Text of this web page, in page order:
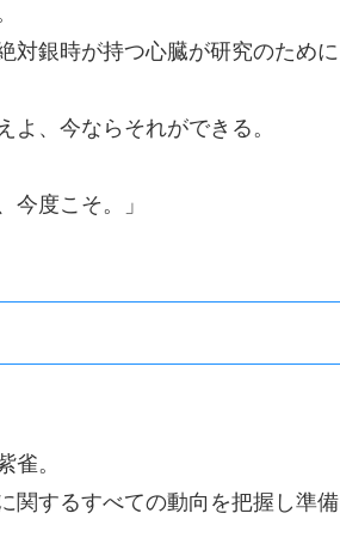
対銀時が持つ心臓が研究のために
よ、今ならそれができる。
度こそ。」
雀。
関するすべての動向を把握し準備